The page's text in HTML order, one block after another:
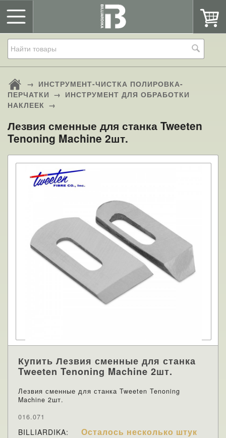
→ ИНСТРУМЕНТ-ЧИСТКА ПОЛИРОВКА-
ПЕРЧАТКИ → ИНСТРУМЕНТ ДЛЯ ОБРАБОТКИ
НАКЛЕЕК →
Лезвия сменные для станка Tweeten
Tenoning Machine 2шт.
Купить Лезвия сменные для станка
Tweeten Tenoning Machine 2шт.
Лезвия сменные для станка Tweeten Tenoning
Machine 2шт.
016.071
BILLIARDIKA: Осталось несколько штук